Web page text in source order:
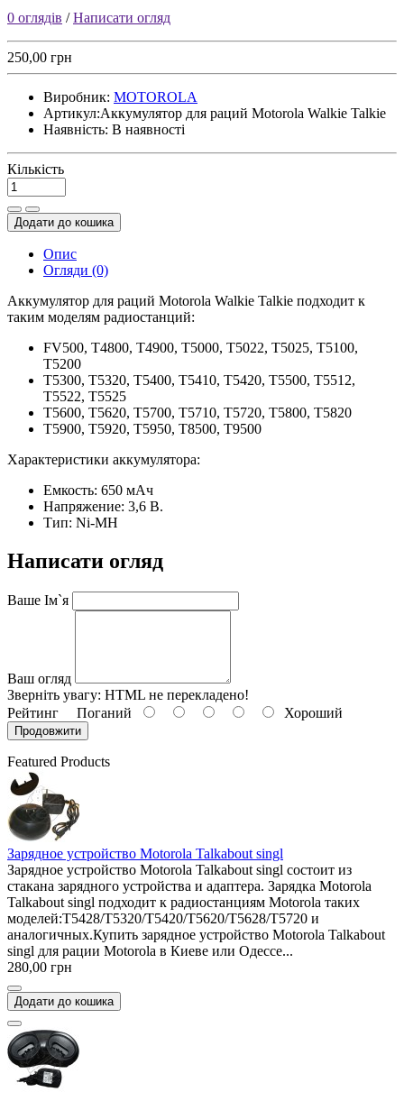
0 оглядів /Написати огляд
250,00 грн
Виробник: MOTOROLA
Артикул:Аккумулятор для раций Motorola Walkie Talkie
Наявність: В наявності
Кількість
Додати до кошика
Опис
Огляди (0)
Аккумулятор для раций Motorola Walkie Talkie подходит к
таким моделям радиостанций:
FV500, T4800, T4900, T5000, T5022, T5025, T5100,
T5200
T5300, T5320, T5400, T5410, T5420, T5500, T5512,
T5522, T5525
T5600, T5620, T5700, T5710, T5720, T5800, T5820
T5900, T5920, T5950, T8500, T9500
Характеристики аккумулятора:
Емкость: 650 мАч
Напряжение: 3,6 В.
Тип: Ni-MH
Написати огляд
Ваше Ім`я
Ваш огляд
Зверніть увагу: HTML не перекладено!
Рейтинг Поганий Хороший
Продовжити
Featured Products
Зарядное устройство Motorola Talkabout singl
Зарядное устройство Motorola Talkabout singl состоит из
стакана зарядного устройства и адаптера. Зарядка Motorola
Talkabout singl подходит к радиостанциям Motorola таких
моделей:T5428/T5320/T5420/T5620/T5628/T5720 и
аналогичных.Купить зарядное устройство Motorola Talkabout
singl для рации Motorola в Киеве или Одессе...
280,00 грн
Додати до кошика